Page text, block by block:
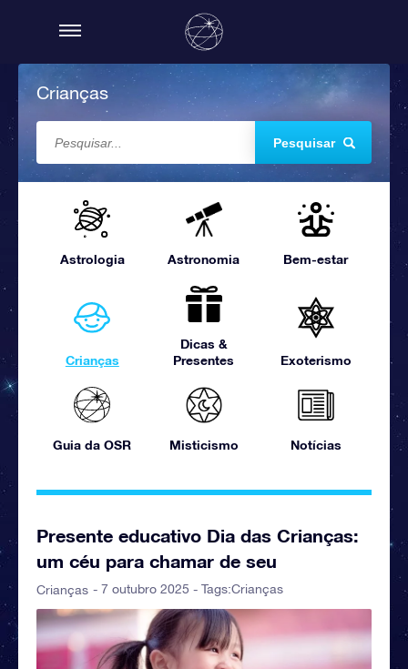
Crianças
Pesquisar
Astrologia Astronomia Bem-estar
Crianças
Dicas &
Presentes
Exoterismo
Guia da OSR Misticismo Notícias
Presente educativo Dia das Crianças:
um céu para chamar de seu
Crianças - 7 outubro 2025 - Tags:Crianças